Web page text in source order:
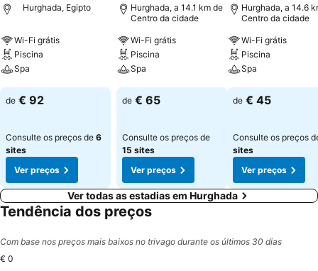
Hurghada, Egipto
Wi-Fi grátis
Piscina
Spa
Ver preços
de € 92
Consulte os preços de 6
sites
Ver preços
Hurghada, a 14.1 km de
Centro da cidade
Wi-Fi grátis
Piscina
Spa
Ver preços
de € 65
Consulte os preços de
15 sites
Ver preços
Hurghada, a 14.6
Centro da cidade
Wi-Fi grátis
Piscina
Spa
Ver preços
de € 45
Consulte os preços
sites
Ver preços
Ver todas as estadias em Hurghada
Tendência dos preços
Com base nos preços mais baixos no trivago durante os últimos 30 dias
€ 0